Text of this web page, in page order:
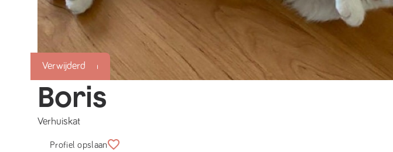
Succesmatch
Verwijderd
Boris
Verhuiskat
Profiel opslaan